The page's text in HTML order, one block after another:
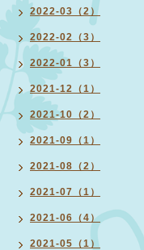
2022-03（2）
2022-02（3）
2022-01（3）
2021-12（1）
2021-10（2）
2021-09（1）
2021-08（2）
2021-07（1）
2021-06（4）
2021-05（1）